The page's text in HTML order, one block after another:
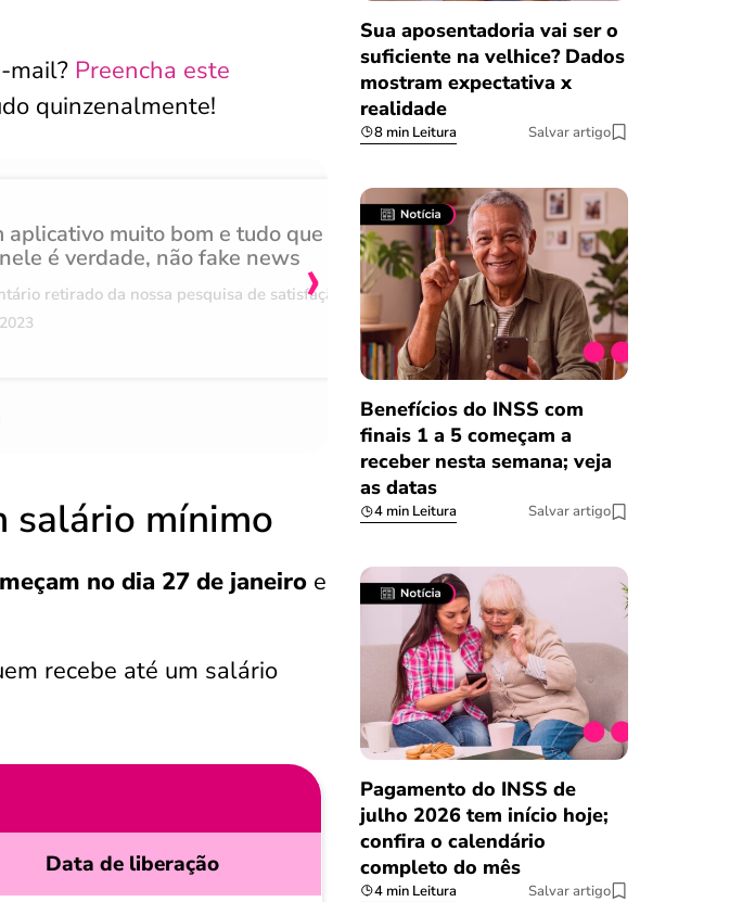
mail? Preencha este
quinzenalmente!
aplicativo muito bom e tudo que
é verdade, não fake news
retirado da nossa pesquisa de satisfação
Achei muito rápido,
burocracia
Comentário retirado da nossa
08/03/2023
›
salário mínimo
no dia 27 de janeiro e
recebe até um salário
Data de liberação
Sua aposentadoria vai ser o
suficiente na velhice? Dados
mostram expectativa x
realidade
8 min Leitura Salvar artigo
Benefícios do INSS com
finais 1 a 5 começam a
receber nesta semana; veja
as datas
4 min Leitura Salvar artigo
Pagamento do INSS de
julho 2026 tem início hoje;
confira o calendário
completo do mês
4 min Leitura Salvar artigo